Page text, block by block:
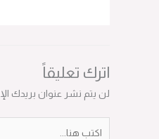
اترك تعليقاً
لن يتم نشر عنوان بريدك الإلكتروني.